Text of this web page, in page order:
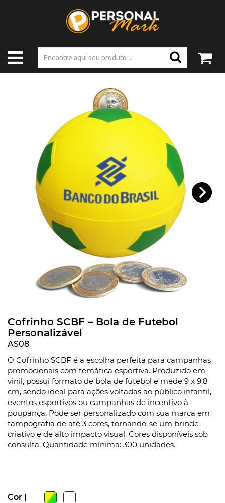
Cofrinho SCBF – Bola de Futebol
Personalizável
AS08
O Cofrinho SCBF é a escolha perfeita para campanhas
promocionais com temática esportiva. Produzido em
vinil, possui formato de bola de futebol e mede 9 x 9,8
cm, sendo ideal para ações voltadas ao público infantil,
eventos esportivos ou campanhas de incentivo à
poupança. Pode ser personalizado com sua marca em
tampografia de até 3 cores, tornando-se um brinde
criativo e de alto impacto visual. Cores disponíveis sob
consulta. Quantidade mínima: 300 unidades.
Cor |